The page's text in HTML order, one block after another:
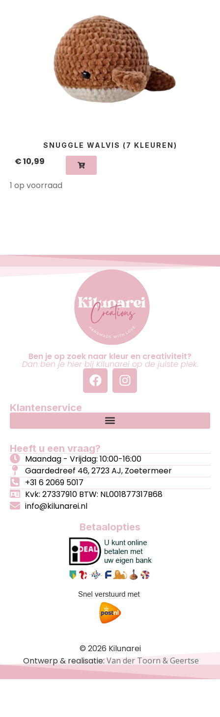
SNUGGLE WALVIS (7 KLEUREN)
€10,99
1 op voorraad
Ben je op zoek naar kleur en creativiteit?
Dan ben je hier bij Kilunarei op de juiste plek.
Klantenservice
Heeft u een vraag?
Maandag - Vrijdag: 10:00-16:00
Gaardedreef 46, 2723 AJ, Zoetermeer
+31 6 2069 5017
Kvk: 27337910 BTW: NL001877317B68
info@kilunarei.nl
Betaalopties
© 2026 Kilunarei
Ontwerp & realisatie:Van der Toorn & Geertse